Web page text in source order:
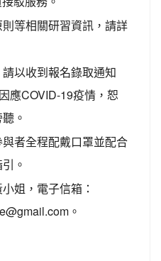
等相關研習資訊，請詳
以收到報名錄取通知
應COVID-19疫情，恕
。
者全程配戴口罩並配合
。
姐，電子信箱：
。